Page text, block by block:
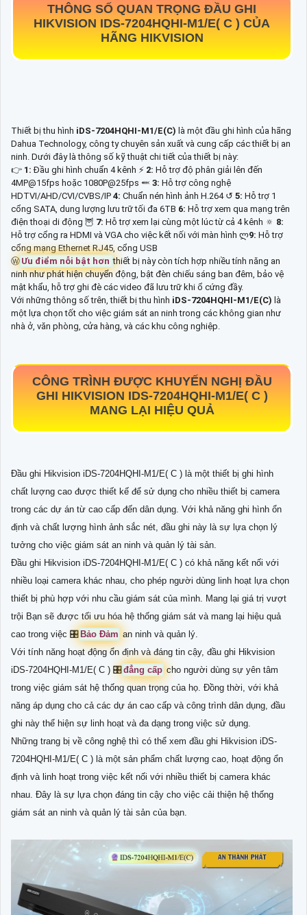
THÔNG SỐ QUAN TRỌNG ĐẦU GHI
HIKVISION IDS-7204HQHI-M1/E( C ) CỦA
HÃNG HIKVISION
Thiết bị thu hình iDS-7204HQHI-M1/E(C) là một đầu ghi hình của hãng
Dahua Technology, công ty chuyên sản xuất và cung cấp các thiết bị an
ninh. Dưới đây là thông số kỹ thuật chi tiết của thiết bị này:
👉 1: Đầu ghi hình chuẩn 4 kênh ⚡ 2: Hỗ trợ độ phân giải lên đến
4MP@15fps hoặc 1080P@25fps ⬽ 3: Hỗ trợ công nghệ
HDTVI/AHD/CVI/CVBS/IP 4: Chuẩn nén hình ảnh H.264 ↺ 5: Hỗ trợ 1
cổng SATA, dung lượng lưu trữ tối đa 6TB 6: Hỗ trợ xem qua mạng trên
điện thoại di động 🦉 7: Hỗ trợ xem lại cùng một lúc từ cả 4 kênh 🔅 8:
Hỗ trợ cổng ra HDMI và VGA cho việc kết nối với màn hình ლ9: Hỗ trợ
cổng mạng Ethernet RJ45, cổng USB
Ⓦ Ưu điểm nỗi bật hơn thiết bị này còn tích hợp nhiều tính năng an
ninh như phát hiện chuyển động, bật đèn chiếu sáng ban đêm, bảo vệ
mật khẩu, hỗ trợ ghi đè các video đã lưu trữ khi ổ cứng đầy.
Với những thông số trên, thiết bị thu hình iDS-7204HQHI-M1/E(C) là
một lựa chọn tốt cho việc giám sát an ninh trong các không gian như
nhà ở, văn phòng, cửa hàng, và các khu công nghiệp.
CÔNG TRÌNH ĐƯỢC KHUYẾN NGHỊ ĐẦU
GHI HIKVISION IDS-7204HQHI-M1/E( C )
MANG LẠI HIỆU QUẢ
Đầu ghi Hikvision iDS-7204HQHI-M1/E( C ) là một thiết bị ghi hình
chất lượng cao được thiết kế để sử dụng cho nhiều thiết bị camera
trong các dự án từ cao cấp đến dân dụng. Với khả năng ghi hình ổn
định và chất lượng hình ảnh sắc nét, đầu ghi này là sự lựa chọn lý
tưởng cho việc giám sát an ninh và quản lý tài sản.
Đầu ghi Hikvision iDS-7204HQHI-M1/E( C ) có khả năng kết nối với
nhiều loại camera khác nhau, cho phép người dùng linh hoạt lựa chọn
thiết bị phù hợp với nhu cầu giám sát của mình. Mang lại giá trị vượt
trội Bạn sẽ được tối ưu hóa hệ thống giám sát và mang lại hiệu quả
cao trong việc 🎛 Bảo Đảm an ninh và quản lý.
Với tính năng hoạt động ổn định và đáng tin cậy, đầu ghi Hikvision
iDS-7204HQHI-M1/E( C ) 🎛 đẳng cấp cho người dùng sự yên tâm
trong việc giám sát hệ thống quan trọng của họ. Đồng thời, với khả
năng áp dụng cho cả các dự án cao cấp và công trình dân dụng, đầu
ghi này thể hiện sự linh hoạt và đa dạng trong việc sử dụng.
Những trang bị về công nghệ thì có thể xem đầu ghi Hikvision iDS-
7204HQHI-M1/E( C ) là một sản phẩm chất lượng cao, hoạt động ổn
định và linh hoạt trong việc kết nối với nhiều thiết bị camera khác
nhau. Đây là sự lựa chọn đáng tin cậy cho việc cải thiện hệ thống
giám sát an ninh và quản lý tài sản của bạn.